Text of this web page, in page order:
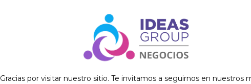
Gracias por visitar nuestro sitio. Te invitamos a seguirnos en nuestros